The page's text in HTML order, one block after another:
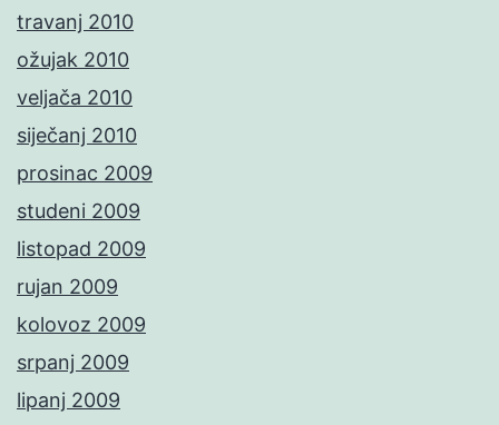
travanj 2010
ožujak 2010
veljača 2010
siječanj 2010
prosinac 2009
studeni 2009
listopad 2009
rujan 2009
kolovoz 2009
srpanj 2009
lipanj 2009